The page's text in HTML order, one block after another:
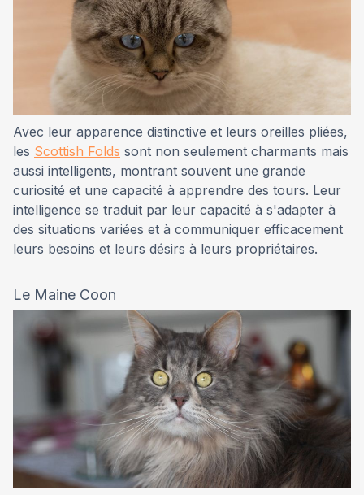
Avec leur apparence distinctive et leurs oreilles pliées,
les Scottish Folds sont non seulement charmants mais
aussi intelligents, montrant souvent une grande
curiosité et une capacité à apprendre des tours. Leur
intelligence se traduit par leur capacité à s'adapter à
des situations variées et à communiquer efficacement
leurs besoins et leurs désirs à leurs propriétaires.
Le Maine Coon